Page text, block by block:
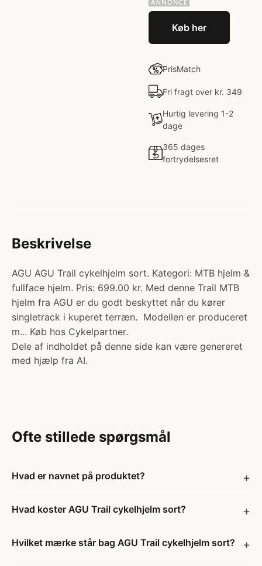
Køb her
PrisMatch
Fri fragt over kr. 349
Hurtig levering 1-2
dage
365 dages
fortrydelsesret
Beskrivelse
AGU AGU Trail cykelhjelm sort. Kategori: MTB hjelm &
fullface hjelm. Pris: 699.00 kr. Med denne Trail MTB
hjelm fra AGU er du godt beskyttet når du kører
singletrack i kuperet terræn. Modellen er produceret
m... Køb hos Cykelpartner.
Dele af indholdet på denne side kan være genereret
med hjælp fra AI.
Ofte stillede spørgsmål
Hvad er navnet på produktet?
Hvad koster AGU Trail cykelhjelm sort?
Hvilket mærke står bag AGU Trail cykelhjelm sort?